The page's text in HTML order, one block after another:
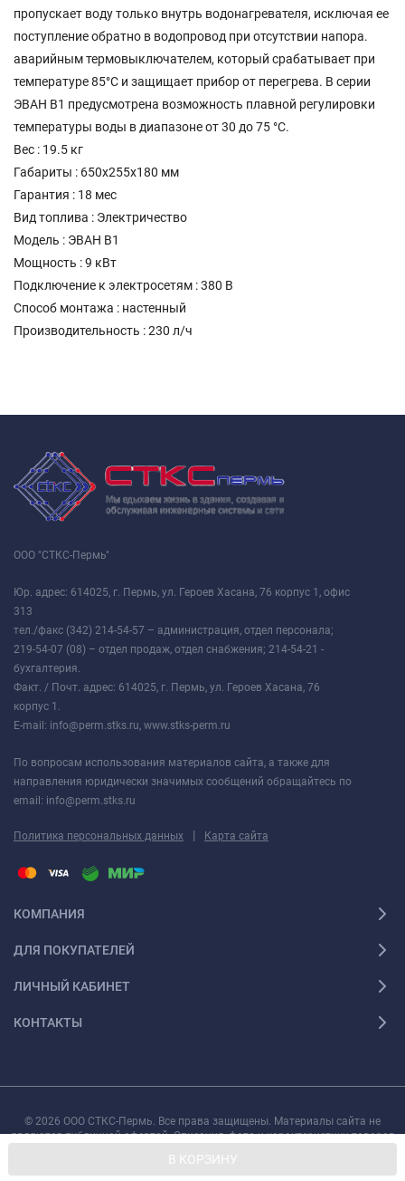
В КОРЗИНУ
пропускает воду только внутрь водонагревателя, исключая ее
поступление обратно в водопровод при отсутствии напора.
аварийным термовыключателем, который срабатывает при
температуре 85°С и защищает прибор от перегрева. В серии
ЭВАН В1 предусмотрена возможность плавной регулировки
температуры воды в диапазоне от 30 до 75 °С.
Вес : 19.5 кг
Габариты : 650х255х180 мм
Гарантия : 18 мес
Вид топлива : Электричество
Модель : ЭВАН В1
Мощность : 9 кВт
Подключение к электросетям : 380 В
Способ монтажа : настенный
Производительность : 230 л/ч
ООО "СТКС-Пермь"
Юр. адрес: 614025, г. Пермь, ул. Героев Хасана, 76 корпус 1, офис
313
тел./факс (342) 214-54-57 – администрация, отдел персонала;
219-54-07 (08) – отдел продаж, отдел снабжения; 214-54-21 -
бухгалтерия.
Факт. / Почт. адрес: 614025, г. Пермь, ул. Героев Хасана, 76
корпус 1.
E-mail: info@perm.stks.ru, www.stks-perm.ru
По вопросам использования материалов сайта, а также для
направления юридически значимых сообщений обращайтесь по
email: info@perm.stks.ru
Политика персональных данных | Карта сайта
КОМПАНИЯ
ДЛЯ ПОКУПАТЕЛЕЙ
ЛИЧНЫЙ КАБИНЕТ
КОНТАКТЫ
© 2026 ООО СТКС-Пермь. Все права защищены. Материалы сайта не
являются публичной офертой. Описания, фото и характеристики товаров